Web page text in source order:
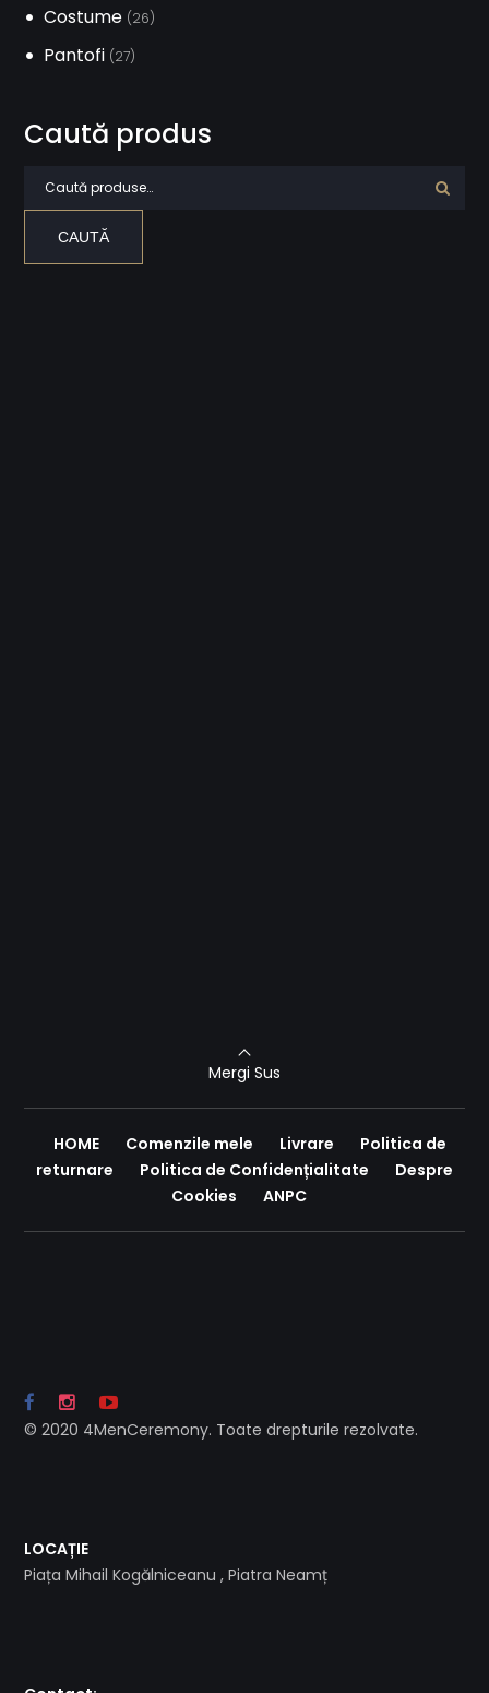
Costume (26)
Pantofi (27)
Caută produs
Caută după:
CAUTĂ
Mergi Sus
HOME Comenzile mele Livrare
Politica de
returnare
Politica de Confidențialitate
Despre
Cookies
ANPC
© 2020 4MenCeremony. Toate drepturile rezolvate.
LOCAȚIE
Piața Mihail Kogălniceanu , Piatra Neamț